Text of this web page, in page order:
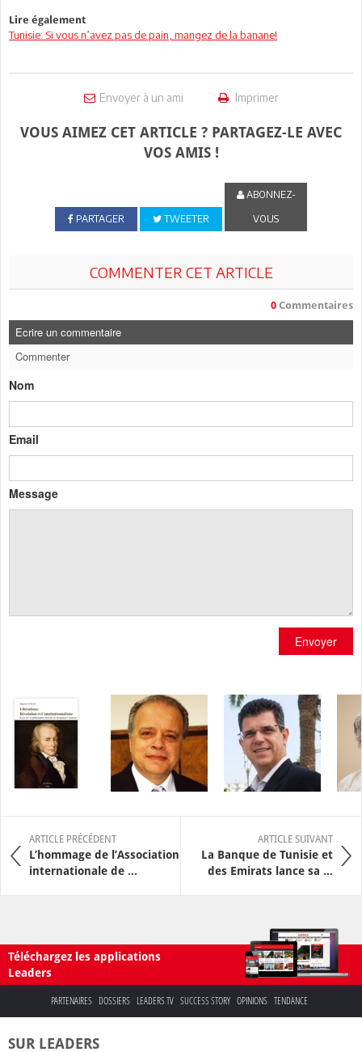
Lire également
Tunisie: Si vous n’avez pas de pain, mangez de la banane!
Envoyer à un ami Imprimer
VOUS AIMEZ CET ARTICLE ? PARTAGEZ-LE AVEC
VOS AMIS !
PARTAGER TWEETER
ABONNEZ-
VOUS
COMMENTER CET ARTICLE
0 Commentaires
Ecrire un commentaire
Commenter
Nom
Email
Message
Envoyer
ARTICLE PRÉCÉDENT
L’hommage de l’Association
internationale de ...
ARTICLE SUIVANT
La Banque de Tunisie et
des Emirats lance sa ...
Téléchargez les applications
Leaders
PARTENAIRES DOSSIERS LEADERS TV SUCCESS STORY OPINIONS TENDANCE
SUR LEADERS